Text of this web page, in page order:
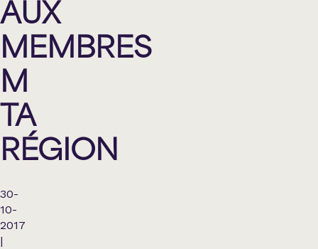
AUX
MEMBRES
M
TA
RÉGION
30-
10-
2017
|